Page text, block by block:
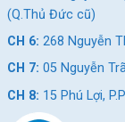
(Q.Thủ Đức cũ)
CH 6: 268 Nguyễn
CH 7: 05 Nguyễn
CH 8: 15 Phú Lợi,